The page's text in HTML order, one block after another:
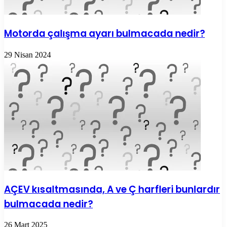
Motorda çalışma ayarı bulmacada nedir?
29 Nisan 2024
AÇEV kısaltmasında, A ve Ç harfleri bunlardır
bulmacada nedir?
26 Mart 2025